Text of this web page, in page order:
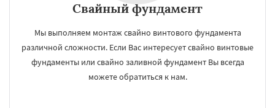
Свайный фундамент
Мы выполняем монтаж свайно винтового фундамента
различной сложности. Если Вас интересует свайно винтовые
фундаменты или свайно заливной фундамент Вы всегда
можете обратиться к нам.